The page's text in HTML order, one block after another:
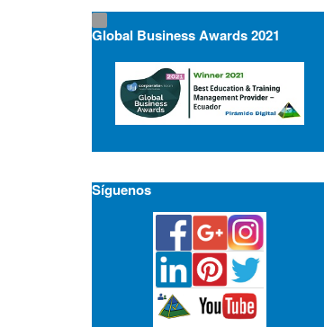
Global Business Awards 2021
Síguenos